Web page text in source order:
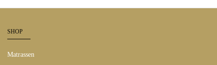
SHOP
Matrassen